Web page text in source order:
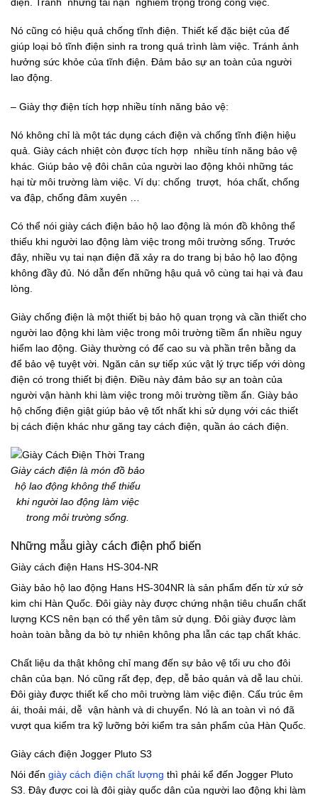
điện. Tránh những tai nạn nghiêm trọng trong công việc.
Nó cũng có hiệu quả chống tĩnh điện. Thiết kế đặc biệt của đế
giúp loại bỏ tĩnh điện sinh ra trong quá trình làm việc. Tránh ảnh
hưởng sức khỏe của tĩnh điện. Đảm bảo sự an toàn của người
lao động.
– Giày thợ điện tích hợp nhiều tính năng bảo vệ:
Nó không chỉ là một tác dụng cách điện và chống tĩnh điện hiệu
quả. Giày cách nhiệt còn được tích hợp nhiều tính năng bảo vệ
khác. Giúp bảo vệ đôi chân của người lao động khỏi những tác
hại từ môi trường làm việc. Ví dụ: chống trượt, hóa chất, chống
va đập, chống đâm xuyên …
Có thể nói giày cách điện bảo hộ lao động là món đồ không thể
thiếu khi người lao động làm việc trong môi trường sống. Trước
đây, nhiều vụ tai nạn điện đã xảy ra do trang bị bảo hộ lao động
không đầy đủ. Nó dẫn đến những hậu quả vô cùng tai hại và đau
lòng.
Giày chống điện là một thiết bị bảo hộ quan trọng và cần thiết cho
người lao động khi làm việc trong môi trường tiềm ẩn nhiều nguy
hiểm lao động. Giày thường có đế cao su và phần trên bằng da
để bảo vệ tuyệt vời. Ngăn cản sự tiếp xúc vật lý trực tiếp với dòng
điện có trong thiết bị điện. Điều này đảm bảo sự an toàn của
người vận hành khi làm việc trong môi trường tiềm ẩn. Giày bảo
hộ chống điện giật giúp bảo vệ tốt nhất khi sử dụng với các thiết
bị cách điện khác như găng tay cách điện, quần áo cách điện.
Giày cách điện là món đồ bảo
hộ lao động không thể thiếu
khi người lao động làm việc
trong môi trường sống.
Những mẫu giày cách điện phổ biến
Giày cách điện Hans HS-304-NR
Giày bảo hộ lao động Hans HS-304NR là sản phẩm đến từ xứ sở
kim chi Hàn Quốc. Đôi giày này được chứng nhận tiêu chuẩn chất
lượng KCS nên bạn có thể yên tâm sử dụng. Đôi giày được làm
hoàn toàn bằng da bò tự nhiên không pha lẫn các tạp chất khác.
Chất liệu da thật không chỉ mang đến sự bảo vệ tối ưu cho đôi
chân của bạn. Nó cũng rất đẹp, đẹp, dễ bảo quản và dễ lau chùi.
Đôi giày được thiết kế cho môi trường làm việc điện. Cấu trúc êm
ái, thoải mái, dễ vận hành và di chuyển. Nó là an toàn vì nó đã
vượt qua kiểm tra kỹ lưỡng bởi kiểm tra sản phẩm của Hàn Quốc.
Giày cách điện Jogger Pluto S3
Nói đến giày cách điện chất lượng thì phải kể đến Jogger Pluto
S3. Đây được coi là đôi giày quốc dân của người lao động khi làm